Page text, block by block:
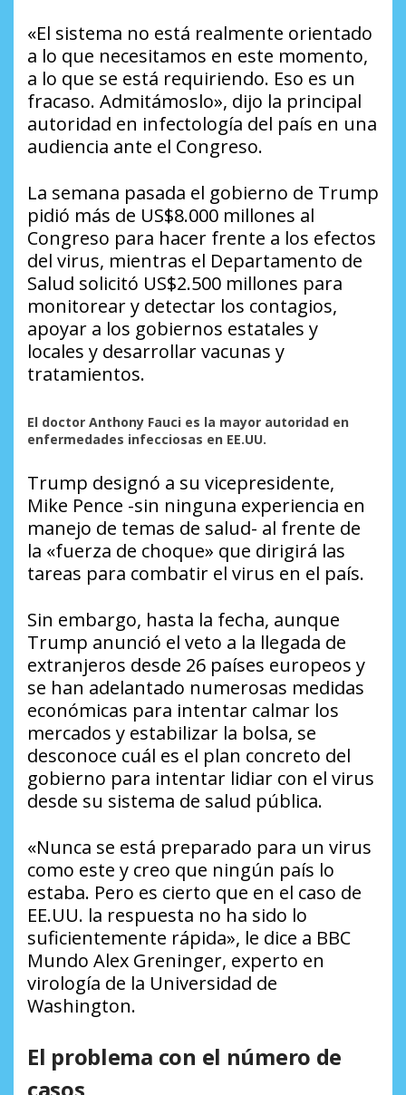
«El sistema no está realmente orientado
a lo que necesitamos en este momento,
a lo que se está requiriendo. Eso es un
fracaso. Admitámoslo», dijo la principal
autoridad en infectología del país en una
audiencia ante el Congreso.
La semana pasada el gobierno de Trump
pidió más de US$8.000 millones al
Congreso para hacer frente a los efectos
del virus, mientras el Departamento de
Salud solicitó US$2.500 millones para
monitorear y detectar los contagios,
apoyar a los gobiernos estatales y
locales y desarrollar vacunas y
tratamientos.
El doctor Anthony Fauci es la mayor autoridad en
enfermedades infecciosas en EE.UU.
Trump designó a su vicepresidente,
Mike Pence -sin ninguna experiencia en
manejo de temas de salud- al frente de
la «fuerza de choque» que dirigirá las
tareas para combatir el virus en el país.
Sin embargo, hasta la fecha, aunque
Trump anunció el veto a la llegada de
extranjeros desde 26 países europeos y
se han adelantado numerosas medidas
económicas para intentar calmar los
mercados y estabilizar la bolsa, se
desconoce cuál es el plan concreto del
gobierno para intentar lidiar con el virus
desde su sistema de salud pública.
«Nunca se está preparado para un virus
como este y creo que ningún país lo
estaba. Pero es cierto que en el caso de
EE.UU. la respuesta no ha sido lo
suficientemente rápida», le dice a BBC
Mundo Alex Greninger, experto en
virología de la Universidad de
Washington.
El problema con el número de
casos